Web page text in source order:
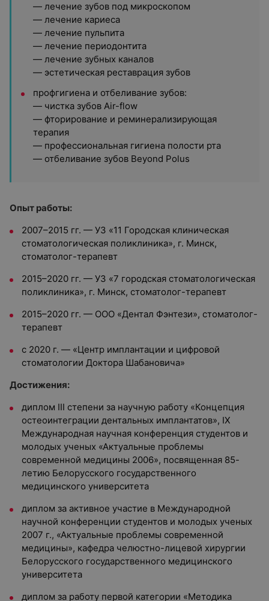
— лечение зубов под микроскопом
— лечение кариеса
— лечение пульпита
— лечение периодонтита
— лечение зубных каналов
— эстетическая реставрация зубов
профгигиена и отбеливание зубов:
— чистка зубов Air-flow
— фторирование и реминерализирующая
терапия
— профессиональная гигиена полости рта
— отбеливание зубов Beyond Polus
Опыт работы:
2007–2015 гг. — УЗ «11 Городская клиническая
стоматологическая поликлиника», г. Минск,
стоматолог-терапевт
2015–2020 гг. — УЗ «7 городская стоматологическая
поликлиника», г. Минск, стоматолог-терапевт
2015–2020 гг. — ООО «Дентал Фэнтези», стоматолог-
терапевт
с 2020 г. — «Центр имплантации и цифровой
стоматологии Доктора Шабановича»
Достижения:
диплом III степени за научную работу «Концепция
остеоинтеграции дентальных имплантатов», IX
Международная научная конференция студентов и
молодых ученых «Актуальные проблемы
современной медицины 2006», посвященная 85-
летию Белорусского государственного
медицинского университета
диплом за активное участие в Международной
научной конференции студентов и молодых ученых
2007 г., «Актуальные проблемы современной
медицины», кафедра челюстно-лицевой хирургии
Белорусского государственного медицинского
университета
диплом за работу первой категории «Методика